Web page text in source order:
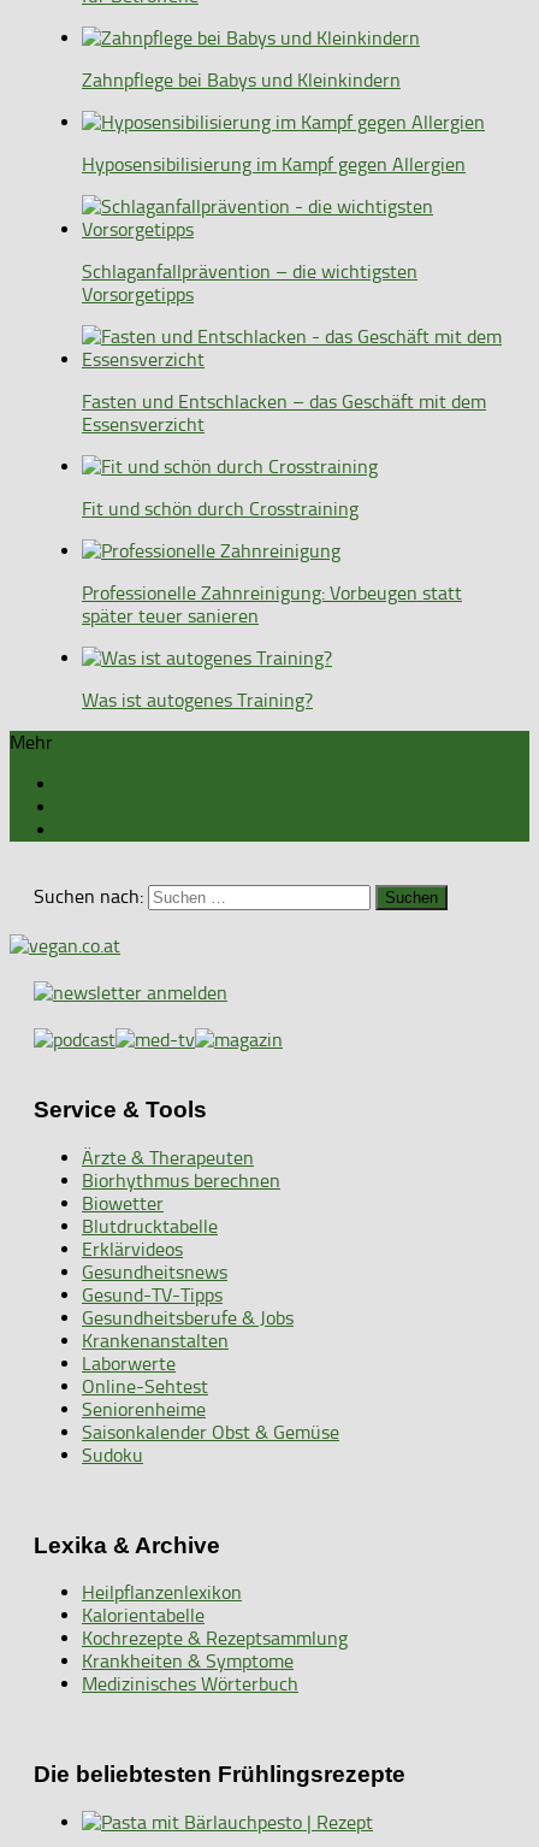
Zahnpflege bei Babys und Kleinkindern
Hyposensibilisierung im Kampf gegen Allergien
Schlaganfallprävention – die wichtigsten
Vorsorgetipps
Fasten und Entschlacken – das Geschäft mit dem
Essensverzicht
Fit und schön durch Crosstraining
Professionelle Zahnreinigung: Vorbeugen statt
später teuer sanieren
Was ist autogenes Training?
Mehr
Suchen nach:
Service & Tools
Ärzte & Therapeuten
Biorhythmus berechnen
Biowetter
Blutdrucktabelle
Erklärvideos
Gesundheitsnews
Gesund-TV-Tipps
Gesundheitsberufe & Jobs
Krankenanstalten
Laborwerte
Online-Sehtest
Seniorenheime
Saisonkalender Obst & Gemüse
Sudoku
Lexika & Archive
Heilpflanzenlexikon
Kalorientabelle
Kochrezepte & Rezeptsammlung
Krankheiten & Symptome
Medizinisches Wörterbuch
Die beliebtesten Frühlingsrezepte